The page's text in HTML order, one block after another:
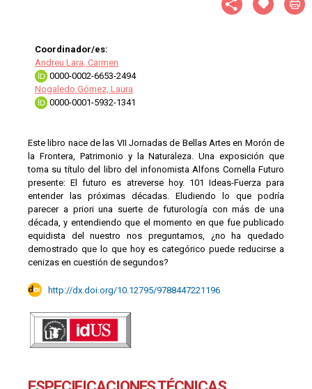
Coordinador/es:
Andreu Lara, Carmen
0000-0002-6653-2494
Nogaledo Gómez, Laura
0000-0001-5932-1341
Este libro nace de las VII Jornadas de Bellas Artes en Morón de
la Frontera, Patrimonio y la Naturaleza. Una exposición que
toma su título del libro del infonomista Alfons Cornella Futuro
presente: El futuro es atreverse hoy. 101 Ideas-Fuerza para
entender las próximas décadas. Eludiendo lo que podría
parecer a priori una suerte de futurología con más de una
década, y entendiendo que el momento en que fue publicado
equidista del nuestro nos preguntamos, ¿no ha quedado
demostrado que lo que hoy es categórico puede reducirse a
cenizas en cuestión de segundos?
http://dx.doi.org/10.12795/9788447221196